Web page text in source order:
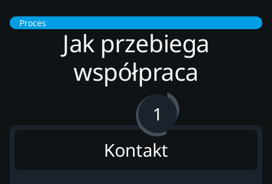
Proces
Jak przebiega
współpraca
Kontakt